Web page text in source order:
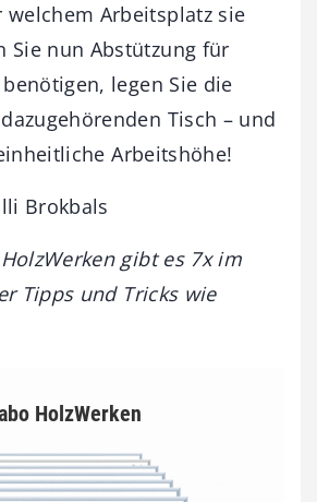
welchem Arbeitsplatz sie
Sie nun Abstützung für
legen Sie die
Tisch – und
Arbeitshöhe!
Brokbals
gibt es 7x im
Tipps und Tricks wie
HolzWerken